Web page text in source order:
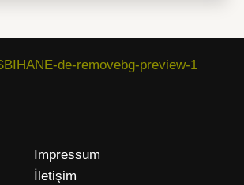
Impressum
İletişim